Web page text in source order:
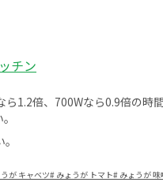
チン
1.2倍、700Wなら0.9倍の時
が キャベツ# みょうが トマト# みょうが 味